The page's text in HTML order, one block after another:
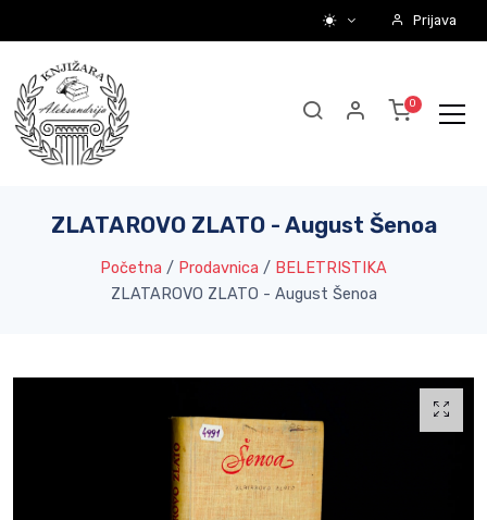
Prijava
ZLATAROVO ZLATO - August Šenoa
Početna / Prodavnica / BELETRISTIKA
ZLATAROVO ZLATO - August Šenoa